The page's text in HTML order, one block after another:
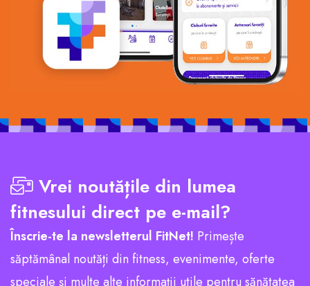
Vrei noutățile din lumea
fitnesului direct pe e-mail?
Înscrie-te la newsletterul FitNet! Primește
săptămânal noutăți din fitness, evenimente, oferte
speciale și multe alte informații utile pentru sănătatea